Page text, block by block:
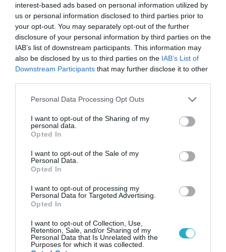
interest-based ads based on personal information utilized by
us or personal information disclosed to third parties prior to
your opt-out. You may separately opt-out of the further
disclosure of your personal information by third parties on the
IAB’s list of downstream participants. This information may
also be disclosed by us to third parties on the IAB’s List of
Downstream Participants that may further disclose it to other
Please note that this website/app uses one or more Google
not limited to your visit or usage behaviour. You may click to
grant or deny consent to Google and its third-party tags to
use your data for below specified purposes in below Google
consent section.
Personal Data Processing Opt Outs
I want to opt-out of the Sharing of my
personal data.
Opted In
I want to opt-out of the Sale of my
Personal Data.
Opted In
I want to opt-out of processing my
Personal Data for Targeted Advertising.
Opted In
I want to opt-out of Collection, Use,
Retention, Sale, and/or Sharing of my
Personal Data that Is Unrelated with the
Purposes for which it was collected.
Γιάννης Τσακίρης: Η Ελλάδα
είναι πλέον ιδιαίτερα
ελκυστικός επενδυτικός
προορισμός
ΕΠΙΧΕΙΡΗΣΕΙΣ
Στη Βουλή το νομοσχέδιο για
τους τεχνοβλαστούς
22.11.2021